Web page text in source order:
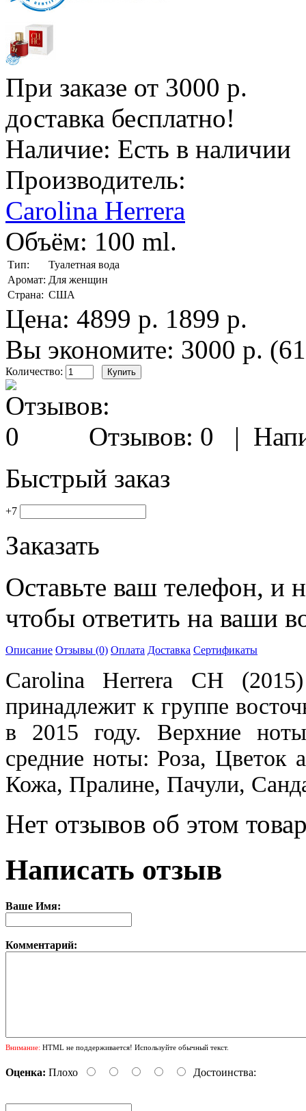
При заказе от 3000 р.
доставка бесплатно!
Наличие: Есть в наличии
Производитель:
Carolina Herrera
Объём: 100 ml.
Тип:
Туалетная вода
Аромат: Для женщин
Страна: США
Цена: 4899 р. 1899 р.
Вы экономите: 3000 р.
Количество:
Отзывов: 0 |
Быстрый заказ
+7
Заказать
Оставьте ваш телефон, и
чтобы ответить на ваши
Описание Отзывы (0) Оплата Доставка Сертификаты
Carolina Herrera CH
принадлежит к группе
в 2015 году. Верхние
средние ноты: Роза, Цветок
Кожа, Пралине, Пачули,
Нет отзывов об этом
Написать отзыв
Ваше Имя:
Комментарий:
Внимание: HTML не поддерживается! Используйте обычный текст.
Оценка: Плохо Достоинства: